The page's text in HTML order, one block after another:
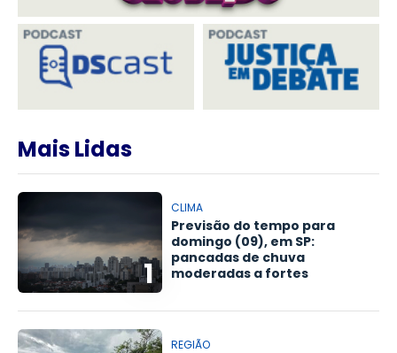
Mais Lidas
1
CLIMA
Previsão do tempo para
domingo (09), em SP:
pancadas de chuva
moderadas a fortes
REGIÃO